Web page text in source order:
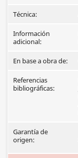
Técnica:
Información
adicional:
En base a obra de:
Referencias
bibliográficas:
Garantía de
origen: